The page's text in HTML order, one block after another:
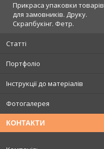
Прикраса упаковки товарів
для замовників. Друку.
Скрапбукінг. Фетр.
Статті
Портфоліо
Інструкції до матеріалів
Фотогалерея
КОНТАКТИ